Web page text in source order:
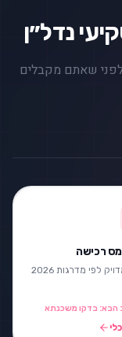
נדל״ן
שאתם מקבלים
רכישה
לפי מדרגות 2026
הבא: בדקו משכנתא